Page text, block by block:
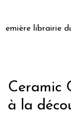
librairie du
Ceramic
à la